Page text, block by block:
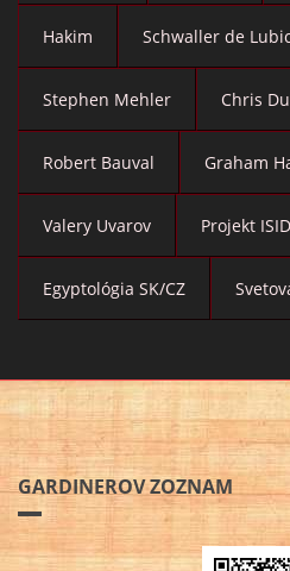
Hakim Schwaller de
Stephen Mehler Chris
Robert Bauval Graham
Valery Uvarov Projekt
Egyptológia SK/CZ
GARDINEROV ZOZNAM